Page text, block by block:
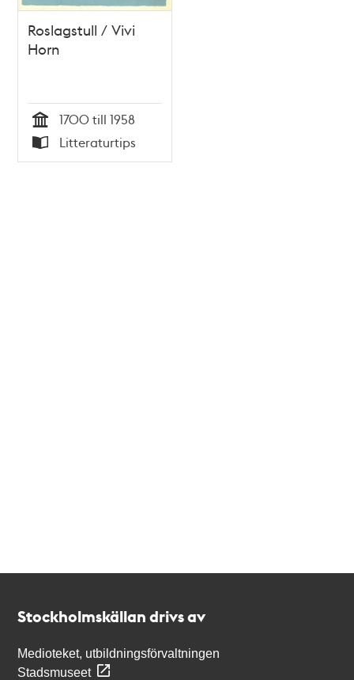
Roslagstull / Vivi
Horn
Tid
1700 till 1958
Typ
Litteraturtips
Stockholmskällan drivs av
Medioteket, utbildningsförvaltningen
Stadsmuseet